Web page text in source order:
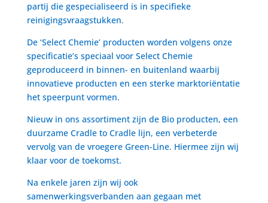
partij die gespecialiseerd is in specifieke
reinigingsvraagstukken.
De ‘Select Chemie’ producten worden volgens onze
specificatie’s speciaal voor Select Chemie
geproduceerd in binnen- en buitenland waarbij
innovatieve producten en een sterke marktoriëntatie
het speerpunt vormen.
Nieuw in ons assortiment zijn de Bio producten, een
duurzame Cradle to Cradle lijn, een verbeterde
vervolg van de vroegere Green-Line. Hiermee zijn wij
klaar voor de toekomst.
Na enkele jaren zijn wij ook
samenwerkingsverbanden aan gegaan met